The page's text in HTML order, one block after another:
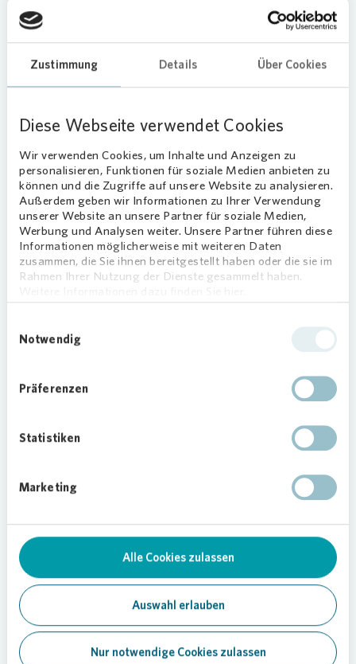
Zustimmung Details Über Cookies
Diese Webseite verwendet Cookies
Wir verwenden Cookies, um Inhalte und Anzeigen zu
personalisieren, Funktionen für soziale Medien anbieten zu
können und die Zugriffe auf unsere Website zu analysieren.
Außerdem geben wir Informationen zu Ihrer Verwendung
unserer Website an unsere Partner für soziale Medien,
Werbung und Analysen weiter. Unsere Partner führen diese
Informationen möglicherweise mit weiteren Daten
zusammen, die Sie ihnen bereitgestellt haben oder die sie im
Rahmen Ihrer Nutzung der Dienste gesammelt haben.
Notwendig
Präferenzen
Statistiken
Marketing
Alle Cookies zulassen
Auswahl erlauben
Nur notwendige Cookies zulassen
decarbon1ze, erläutert: „Mit unserer Technik
Steuerung und Bilanzierung der elektrischen
Zusatzheizung anlagennah hinter dem
umzustellenden Gebäudebestand der
Mehrfamilienhäuser und lässt schneller mehr
Menschen an der Energiewende teilhaben.“
Beginnend innerhalb der Regelzone von 50Hertz,
bauenVonovia und decarbon1ze jetzt
Stromzusatzheizungen mit eigener Unterzählung
und Steuerung in Mehrfamilienhäusern ein. Diese
Zusatzheizungen werden im
bewirtschaftet und abgerechnet. Das Potential im
Landeshälfte abgeregelt. Rund 9,7 TWh flexibler
1,7 Millionen Gebäuden durch
Dr. Dirk Biermann, Geschäftsführer Märkte und
Systembetrieb beim Übertragungsnetzbetreiber
stetig wachsende Mengen Erneuerbarer Energie,
u.a. aus den On- und Offshore-Windparks, von
Nord nach Süd in die Verbrauchszentren. Um dem
wachsenden Transportbedarf gerecht zu werden,
Zugleich zeichnet sich ein erheblicher Bedarf an
zusätzlichen dezentralen Flexibilitäten ab. Wenn